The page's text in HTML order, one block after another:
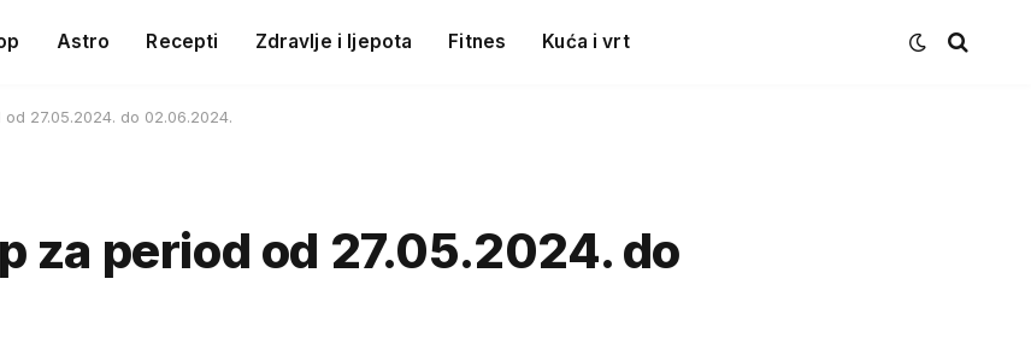
Astro Recepti Zdravlje i ljepota Fitnes Kuća i vrt
27.05.2024. do 02.06.2024.
za period od 27.05.2024. do